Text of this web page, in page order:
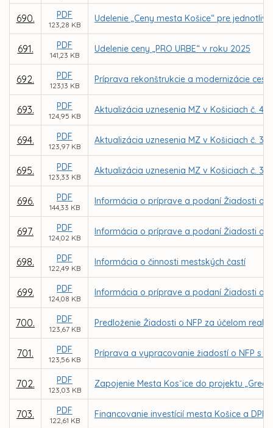
690. PDF
123,28 KB
Udelenie „Ceny mesta Košice“ pre
691. PDF
141,23 KB
Udelenie ceny „PRO URBE“ v roku 2025
692. PDF
123,13 KB
Príprava rekonštrukcie a modernizácie
693. PDF
124,95 KB
Aktualizácia uznesenia MZ v Košiciach č.
694. PDF
123,97 KB
Aktualizácia uznesenia MZ v Košiciach č.
695. PDF
123,33 KB
Aktualizácia uznesenia MZ v Košiciach č.
696. PDF
144,33 KB
Informácia o príprave a podaní Žiadosti o
697. PDF
124,02 KB
Informácia o príprave a podaní Žiadosti o
698. PDF
122,49 KB
Informácia o činnosti mestských častí
699. PDF
124,08 KB
Informácia o príprave a podaní Žiadosti o
700. PDF
123,67 KB
Predloženie Žiadosti o NFP za účelom
701. PDF
123,56 KB
Príprava a vypracovanie žiadostí o NFP s
702. PDF
123,03 KB
Zapojenie Mesta Kosˇice do projektu
703. PDF
122,61 KB
Financovanie investícií mesta Košice a